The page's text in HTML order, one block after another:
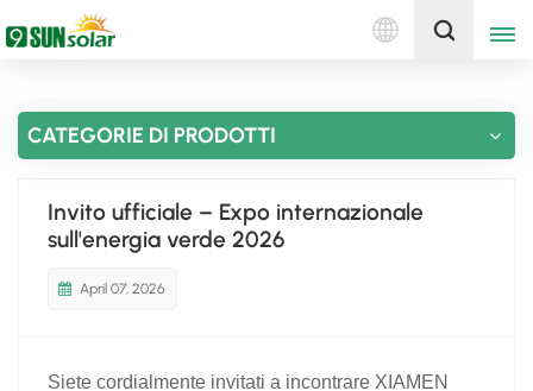
Italiano
English
русский
Ottieni un preventivo
CATEGORIE DI PRODOTTI
Invito ufficiale – Expo internazionale
sull'energia verde 2026
April 07, 2026
Siete cordialmente invitati a incontrare XIAMEN